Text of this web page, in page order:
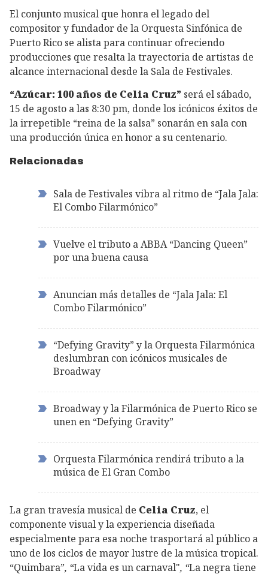
El conjunto musical que honra el legado del
compositor y fundador de la Orquesta Sinfónica de
Puerto Rico se alista para continuar ofreciendo
producciones que resalta la trayectoria de artistas de
alcance internacional desde la Sala de Festivales.
“Azúcar: 100 años de Celia Cruz” será el sábado,
15 de agosto a las 8:30 pm, donde los icónicos éxitos de
la irrepetible “reina de la salsa” sonarán en sala con
una producción única en honor a su centenario.
Relacionadas
Sala de Festivales vibra al ritmo de “Jala Jala:
El Combo Filarmónico”
Vuelve el tributo a ABBA “Dancing Queen”
por una buena causa
Anuncian más detalles de “Jala Jala: El
Combo Filarmónico”
“Defying Gravity” y la Orquesta Filarmónica
deslumbran con icónicos musicales de
Broadway
Broadway y la Filarmónica de Puerto Rico se
unen en “Defying Gravity”
Orquesta Filarmónica rendirá tributo a la
música de El Gran Combo
La gran travesía musical de Celia Cruz, el
componente visual y la experiencia diseñada
especialmente para esa noche trasportará al público a
uno de los ciclos de mayor lustre de la música tropical.
“Quimbara”, “La vida es un carnaval", “La negra tiene